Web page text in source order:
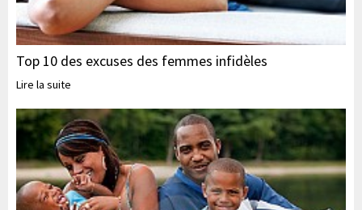
Top 10 des excuses des femmes infidèles
Lire la suite